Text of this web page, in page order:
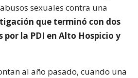
sexuales contra una
que terminó con dos
la PDI en Alto Hospicio y
al año pasado, cuando una